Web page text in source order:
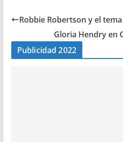
Robbie Robertson y el
Gloria Hendry en
Publicidad 2022